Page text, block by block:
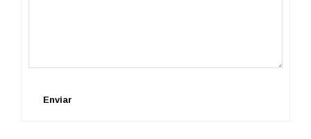
Enviar